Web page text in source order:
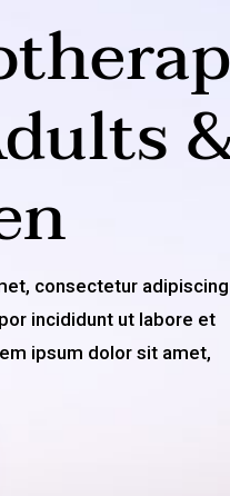
consectetur adipiscing
incididunt ut labore et
ipsum dolor sit amet,